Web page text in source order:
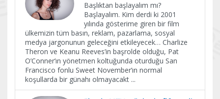
Başlıktan başlayalım mı?
Başlayalım. Kim derdi ki 2001
yılında gösterime giren bir film
ülkemizin tüm basın, reklam, pazarlama, sosyal
medya jargonunun geleceğini etkileyecek… Charlize
Theron ve Keanu Reeves’in başrolde olduğu, Pat
O’Conner’ın yönetmen koltuğunda oturduğu San
Francisco fonlu Sweet November’ın normal
koşullarda bir günahı olmayacakt ...